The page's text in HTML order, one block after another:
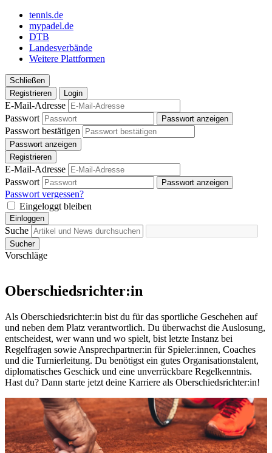
tennis.de
mypadel.de
DTB
Landesverbände
Weitere Plattformen
Schließen
Registrieren
Login
E-Mail-Adresse
Passwort
Passwort anzeigen
Passwort bestätigen
Passwort anzeigen
Registrieren
E-Mail-Adresse
Passwort
Passwort anzeigen
Passwort vergessen?
Eingeloggt bleiben
Einloggen
Suche
Sucher
Vorschläge
Oberschiedsrichter:in
Als Oberschiedsrichter:in bist du für das sportliche Geschehen auf
und neben dem Platz verantwortlich. Du überwachst die Auslosung,
entscheidest, wer wann und wo spielt, bist letzte Instanz bei
Regelfragen sowie Ansprechpartner:in für Spieler:innen, Coaches
und die Turnierleitung. Du benötigst ein gutes Organisationstalent,
diplomatisches Geschick und eine unverrückbare Regelkenntnis.
Hast du? Dann starte jetzt deine Karriere als Oberschiedsrichter:in!